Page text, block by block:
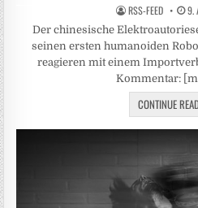
RSS-FEED 9.
Der chinesische
seinen ersten humanoiden
reagieren mit einem
Kommentar:
CONTINUE